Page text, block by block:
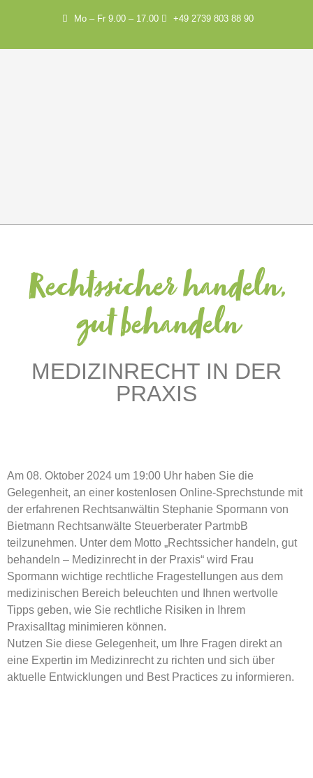
Mo – Fr 9.00 – 17.00 +49 2739 803 88 90
Rechtssicher handeln,
gut behandeln
MEDIZINRECHT IN DER
PRAXIS
Am 08. Oktober 2024 um 19:00 Uhr haben Sie die
Gelegenheit, an einer kostenlosen Online-Sprechstunde mit
der erfahrenen Rechtsanwältin Stephanie Spormann von
Bietmann Rechtsanwälte Steuerberater PartmbB
teilzunehmen. Unter dem Motto „Rechtssicher handeln, gut
behandeln – Medizinrecht in der Praxis“ wird Frau
Spormann wichtige rechtliche Fragestellungen aus dem
medizinischen Bereich beleuchten und Ihnen wertvolle
Tipps geben, wie Sie rechtliche Risiken in Ihrem
Praxisalltag minimieren können.
Nutzen Sie diese Gelegenheit, um Ihre Fragen direkt an
eine Expertin im Medizinrecht zu richten und sich über
aktuelle Entwicklungen und Best Practices zu informieren.